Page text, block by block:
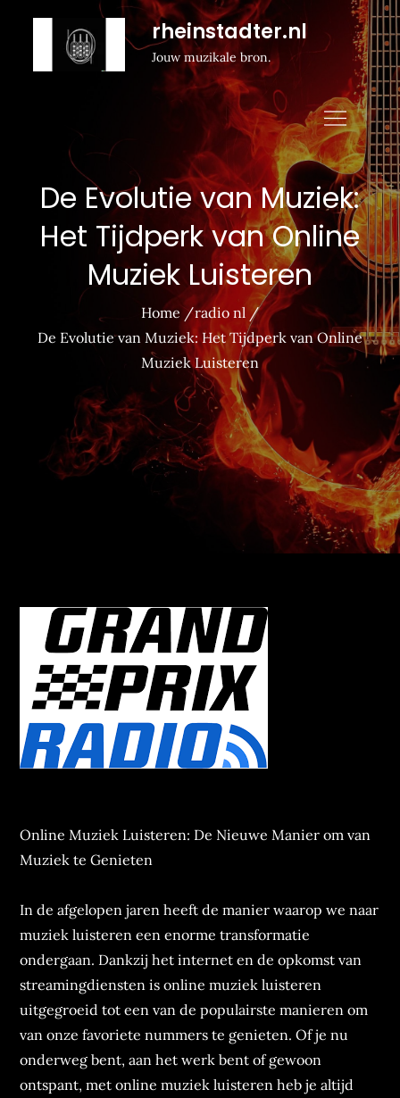
rheinstadter.nl
Jouw muzikale bron.
De Evolutie van Muziek:
Het Tijdperk van Online
Muziek Luisteren
Home
radio nl
De Evolutie van Muziek: Het Tijdperk van Online
Muziek Luisteren
Online Muziek Luisteren: De Nieuwe Manier om van
Muziek te Genieten
In de afgelopen jaren heeft de manier waarop we naar
muziek luisteren een enorme transformatie
ondergaan. Dankzij het internet en de opkomst van
streamingdiensten is online muziek luisteren
uitgegroeid tot een van de populairste manieren om
van onze favoriete nummers te genieten. Of je nu
onderweg bent, aan het werk bent of gewoon
ontspant, met online muziek luisteren heb je altijd